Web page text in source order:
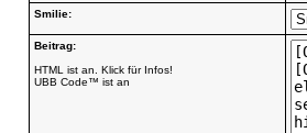
Smilie:
Beitrag:
HTML ist an. Klick für Infos!
UBB Code™ ist an